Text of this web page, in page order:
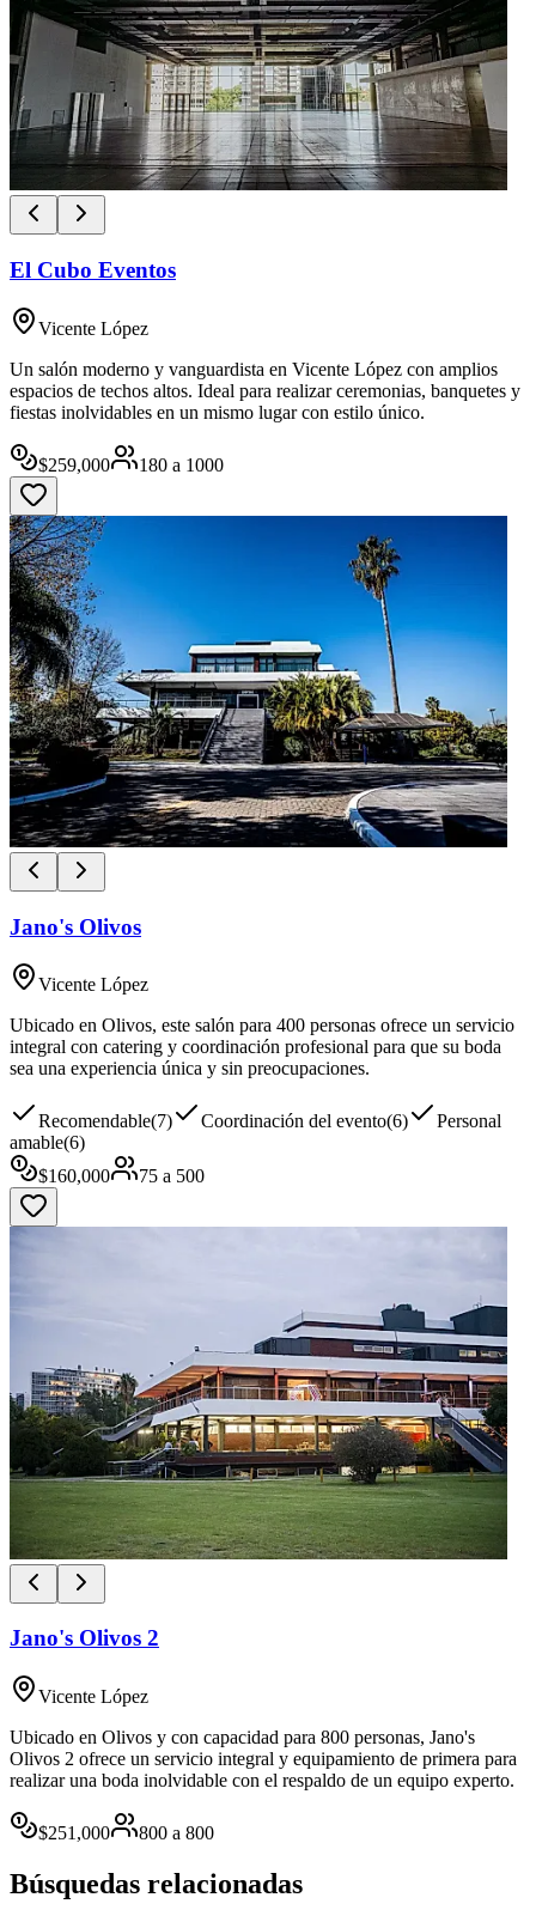
El Cubo Eventos
Vicente López
Un salón moderno y vanguardista en Vicente López con amplios
espacios de techos altos. Ideal para realizar ceremonias, banquetes y
fiestas inolvidables en un mismo lugar con estilo único.
$259,000 180 a 1000
Jano's Olivos
Vicente López
Ubicado en Olivos, este salón para 400 personas ofrece un servicio
integral con catering y coordinación profesional para que su boda
sea una experiencia única y sin preocupaciones.
Recomendable(7) Coordinación del evento(6)
Personal
amable(6)
$160,000 75 a 500
Jano's Olivos 2
Vicente López
Ubicado en Olivos y con capacidad para 800 personas, Jano's
Olivos 2 ofrece un servicio integral y equipamiento de primera para
realizar una boda inolvidable con el respaldo de un equipo experto.
$251,000 800 a 800
Búsquedas relacionadas